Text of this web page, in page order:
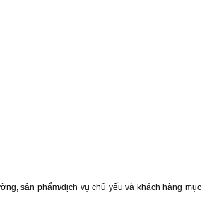
sản phẩm/dịch vụ chủ yếu và khách hàng mục